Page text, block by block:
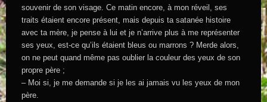
souvenir de son visage. Ce matin encore, à mon réveil, ses
traits étaient encore présent, mais depuis ta satanée histoire
avec ta mère, je pense à lui et je n’arrive plus à me représenter
ses yeux, est-ce qu’ils étaient bleus ou marrons ? Merde alors,
on ne peut quand même pas oublier la couleur des yeux de son
propre père ;
– Moi si, je me demande si je les ai jamais vu les yeux de mon
père.